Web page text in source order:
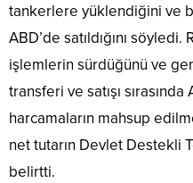
tankerlere yüklendiğini ve
ABD’de satıldığını
işlemlerin sürdüğünü ve
transferi ve satışı
harcamaların mahsup
net tutarın Devlet Destekli
belirtti.